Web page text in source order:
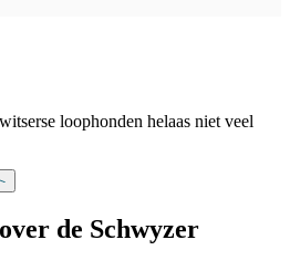
loophonden helaas niet veel
de Schwyzer